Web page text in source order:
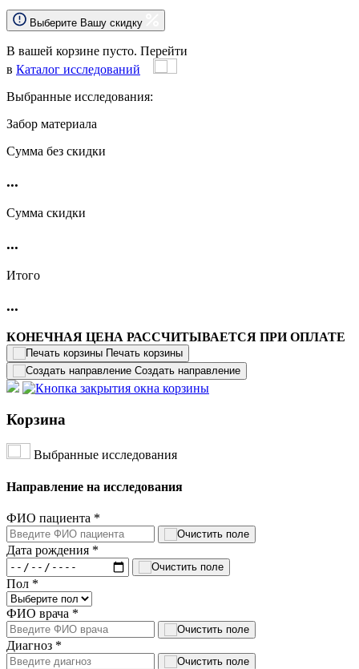
Выберите Вашу скидку
В вашей корзине пусто. Перейти
в Каталог исследований
Выбранные исследования:
Забор материала
Cумма без скидки
...
Сумма скидки
...
Итого
...
КОНЕЧНАЯ ЦЕНА РАССЧИТЫВАЕТСЯ ПРИ ОПЛАТЕ
Печать корзины
Создать направление
Корзина
Выбранные исследования
Направление на исследования
ФИО пациента *
Дата рождения *
Пол *
ФИО врача *
Диагноз *